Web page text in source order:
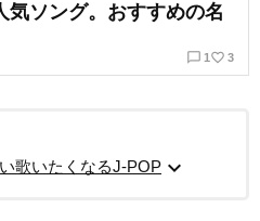
気ソング。おすすめの名
chat_bubble_outline 1 favorite_border 3
歌いたくなるJ-POP expand_more